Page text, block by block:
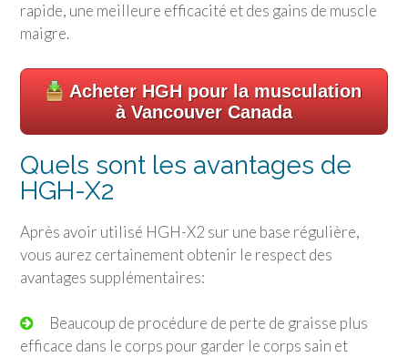
rapide, une meilleure efficacité et des gains de muscle
maigre.
Acheter HGH pour la musculation
à Vancouver Canada
Quels sont les avantages de
HGH-X2
Après avoir utilisé HGH-X2 sur une base régulière,
vous aurez certainement obtenir le respect des
avantages supplémentaires:
Beaucoup de procédure de perte de graisse plus
efficace dans le corps pour garder le corps sain et